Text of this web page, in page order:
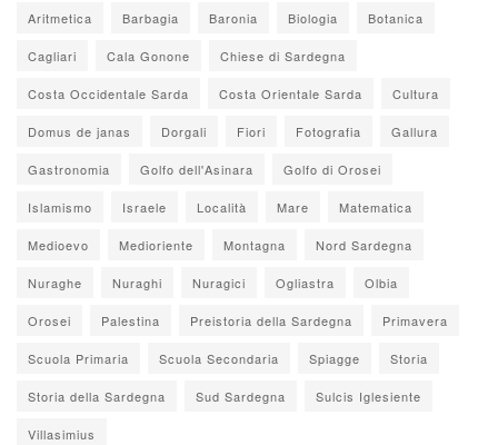
Aritmetica Barbagia Baronia Biologia Botanica
Cagliari Cala Gonone Chiese di Sardegna
Costa Occidentale Sarda Costa Orientale Sarda Cultura
Domus de janas Dorgali Fiori Fotografia Gallura
Gastronomia Golfo dell'Asinara Golfo di Orosei
Islamismo Israele Località Mare Matematica
Medioevo Medioriente Montagna Nord Sardegna
Nuraghe Nuraghi Nuragici Ogliastra Olbia
Orosei Palestina Preistoria della Sardegna Primavera
Scuola Primaria Scuola Secondaria Spiagge Storia
Storia della Sardegna Sud Sardegna Sulcis Iglesiente
Villasimius